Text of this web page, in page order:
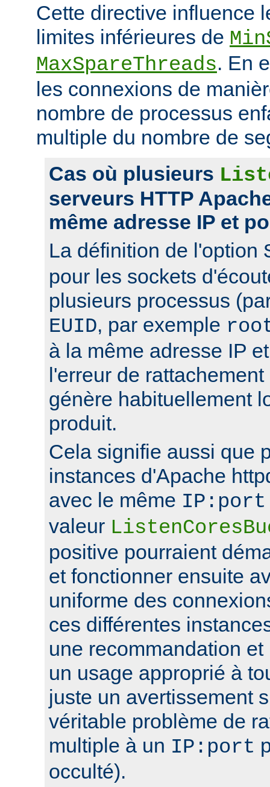
Cette directive influence
limites inférieures de
MaxSpareThreads. En
les connexions de
nombre de processus
multiple du nombre de
Cas où plusieurs
serveurs HTTP
même adresse IP et
La définition de l'option
pour les sockets
plusieurs processus
EUID, par exemple
à la même adresse IP
l'erreur de
génère habituellement
produit.
Cela signifie aussi que
instances d'Apache
avec le même IP:port
valeur
positive pourraient
et fonctionner ensuite
uniforme des
ces différentes
une recommandation
un usage approprié à
juste un avertissement
véritable problème de
multiple à un IP:port
occulté).